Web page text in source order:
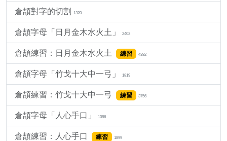
倉頡對字的切割 1320
倉頡字母「日月金木水火土」 2402
倉頡練習：日月金木水火土 練習 4382
倉頡字母「竹戈十大中一弓」 1819
倉頡練習：竹戈十大中一弓 練習 3756
倉頡字母「人心手口」 1086
倉頡練習：人心手口 練習 1899